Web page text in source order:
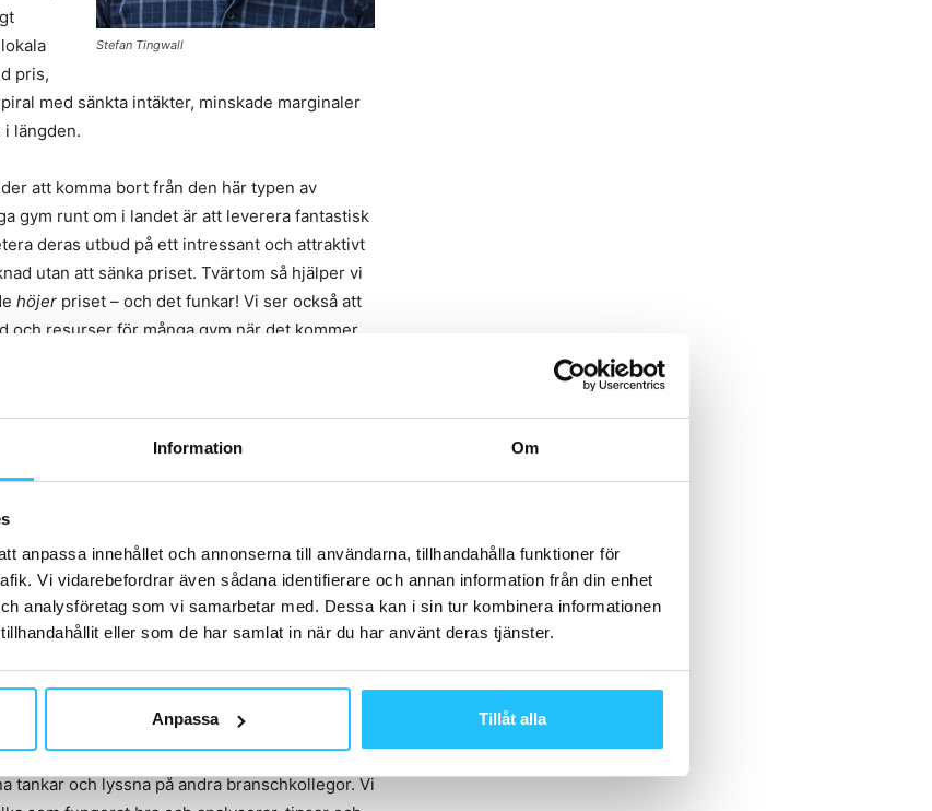
Information Om
anpassa innehållet och annonserna till användarna, tillhandahålla funktioner för
Vi vidarebefordrar även sådana identifierare och annan information från din enhet
analysföretag som vi samarbetar med. Dessa kan i sin tur kombinera informationen
eller som de har samlat in när du har använt deras tjänster.
Anpassa Tillåt alla
Stefan Tingwall
pris,
med sänkta intäkter, minskade marginaler
längden.
att komma bort från den här typen av
gym runt om i landet är att leverera fantastisk
deras utbud på ett intressant och attraktivt
utan att sänka priset. Tvärtom så hjälper vi
höjer priset – och det funkar! Vi ser också att
och resurser för många gym när det kommer
kan omsätta allt det vi lärt oss inom sälj,
vi i princip fungerar som en extern
och bättre lönsamhet för våra kunder från dag
som hjälper verksamheter att
på kampanjer och producerar även allt
digitala kampanjer som vi till med att lägga
vår ständigt pågående analys och
kampanjer som fungerar bäst, så de slipper
kärnverksamhet.
per månad. Under dessa möten kan
tankar och lyssna på andra branschkollegor. Vi